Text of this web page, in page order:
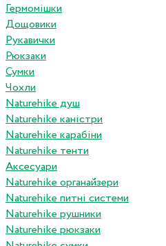
Гермомішки
Дощовики
Рукавички
Рюкзаки
Сумки
Чохли
Naturehike душ
Naturehike каністри
Naturehike карабіни
Naturehike тенти
Аксесуари
Naturehike органайзери
Naturehike питні системи
Naturehike рушники
Naturehike рюкзаки